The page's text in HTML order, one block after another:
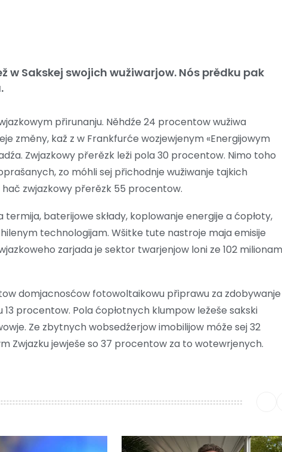
Sakskej swojich wužiwarjow. Nós prědku pak
přirunanju. Něhdźe 24 procentow wužiwa
změny, kaž z w Frankfurće wozjewjenym «Energijowym
Zwjazkowy přerězk leži pola 30 procentow. Nimo toho
zo móhli sej přichodnje wužiwanje tajkich
zwjazkowy přerězk 55 procentow.
baterijowe składy, koplowanje energije a ćopłoty,
technologijam. Wšitke tute nastroje maja emisije
zarjada je sektor twarjenjow loni ze 102
domjacnosćow fotowoltaikowu připrawu za zdobywanje
procentow. Pola ćopłotnych klumpow ležeše sakski
Ze zbytnych wobsedźerjow imobilijow móže sej 32
Zwjazku jewješe so 37 procentow za to wotewrjenych.